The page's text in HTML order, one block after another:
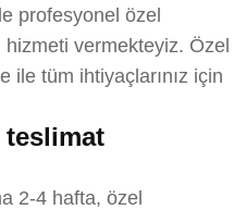
profesyonel özel
hizmeti vermekteyiz. Özel
ile tüm ihtiyaçlarınız için
teslimat
2-4 hafta, özel